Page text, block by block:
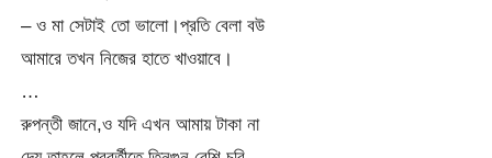
– ও মা সেটাই তো ভালো।প্রতি বেলা বউ
আমারে তখন নিজের হাতে খাওয়াবে।
…
রুপন্তী জানে,ও যদি এখন আমায় টাকা না